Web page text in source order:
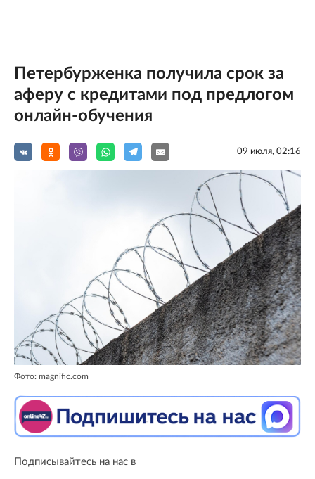
Петербурженка получила срок за
аферу с кредитами под предлогом
онлайн-обучения
09 июля, 02:16
Фото: magnific.com
Подписывайтесь на нас в